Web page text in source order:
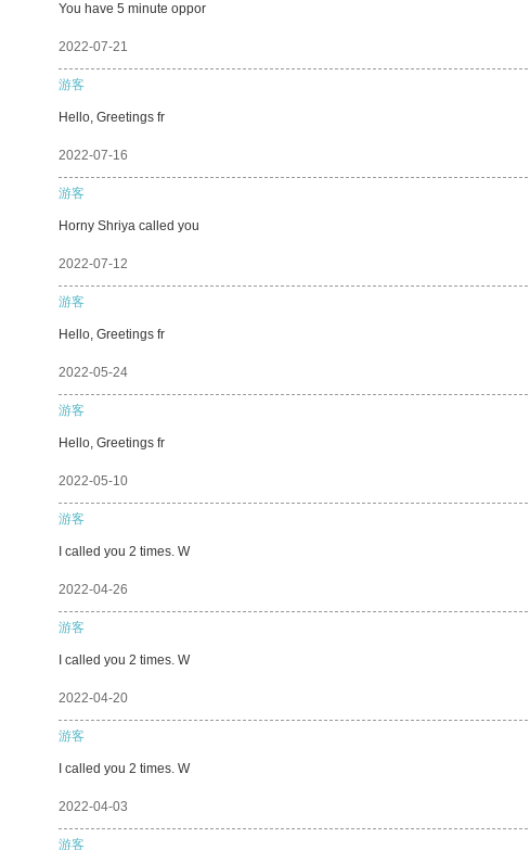
You have 5 minute oppor
2022-07-21
游客
Hello, Greetings fr
2022-07-16
游客
Horny Shriya called you
2022-07-12
游客
Hello, Greetings fr
2022-05-24
游客
Hello, Greetings fr
2022-05-10
游客
I called you 2 times. W
2022-04-26
游客
I called you 2 times. W
2022-04-20
游客
I called you 2 times. W
2022-04-03
游客